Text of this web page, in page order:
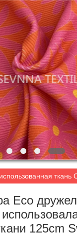
ткань
Eco
125cm